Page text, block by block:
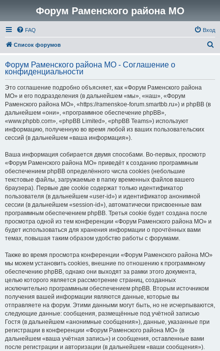
Форум Раменского района МО
FAQ Вход
Список форумов
с
Форум Раменского района МО - Соглашение о
конфиденциальности
Это соглашение подробно объясняет, как «Форум Раменского района
МО» и его подразделения (в дальнейшем «мы», «наш», «Форум
Раменского района МО», «https://ramenskoe-forum.smartbb.ru») и phpBB (в
дальнейшем «они», «программное обеспечение phpBB»,
«www.phpbb.com», «phpBB Limited», «phpBB Teams») используют
информацию, полученную во время любой из ваших пользовательских
сессий (в дальнейшем «ваша информация»).
Ваша информация собирается двумя способами. Во-первых, просмотр
«Форум Раменского района МО» приведёт к созданию программным
обеспечением phpBB определённого числа cookies (небольшие
текстовые файлы, загружаемые в папку временных файлов вашего
браузера). Первые две cookie содержат только идентификатор
пользователя (в дальнейшем «user-id») и идентификатор анонимной
сессии (в дальнейшем «session-id»), автоматически присвоенные вам
программным обеспечением phpBB. Третья cookie будет создана после
просмотра одной из тем конференции «Форум Раменского района МО» и
будет использоваться для хранения информации о прочтённых вами
темах, повышая таким образом удобство работы с форумами.
Также во время просмотра конференции «Форум Раменского района МО»
мы можем установить cookies, внешние по отношению к программному
обеспечению phpBB, однако они выходят за рамки этого документа,
целью которого является рассмотрение страниц, созданных
исключительно программным обеспечением phpBB. Вторым источником
получения вашей информации являются данные, которые вы
отправляете на форум. Этими данными могут быть, но не исчерпываются,
следующие данные: сообщения, размещённые под учётной записью
Гостя (в дальнейшем «анонимные сообщения»), данные, указанные при
регистрации в конференции «Форум Раменского района МО» (в
дальнейшем «ваша учётная запись») и сообщения, оставленные вами
после регистрации и авторизации (в дальнейшем «ваши сообщения»).